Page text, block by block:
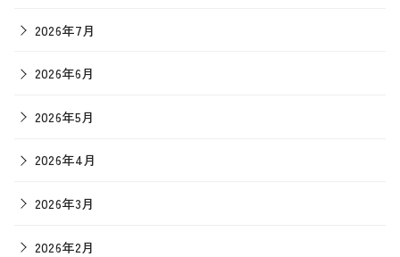
2026年7月
2026年6月
2026年5月
2026年4月
2026年3月
2026年2月